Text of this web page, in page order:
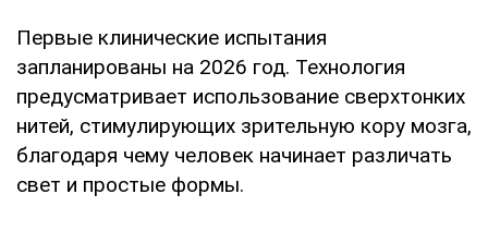
Первые клинические испытания
запланированы на 2026 год. Технология
предусматривает использование сверхтонких
нитей, стимулирующих зрительную кору мозга,
благодаря чему человек начинает различать
свет и простые формы.